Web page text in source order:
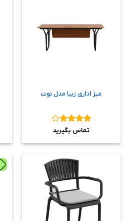
میز اداری زیبا مدل نوت
نمره ۴
تماس بگیرید